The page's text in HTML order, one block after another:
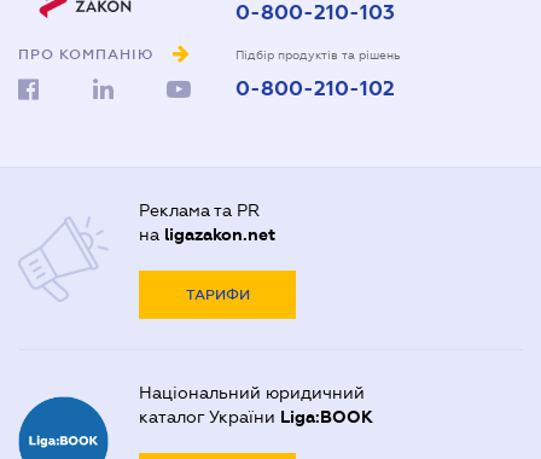
ПРО КОМПАНІЮ
0-800-210-103
Підбір продуктів та рішень
0-800-210-102
Реклама та PR
на ligazakon.net
ТАРИФИ
Національний юридичний
каталог України Liga:BOOK